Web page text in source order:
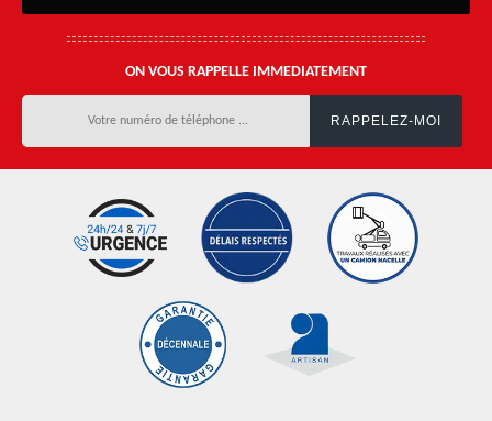
ON VOUS RAPPELLE IMMEDIATEMENT